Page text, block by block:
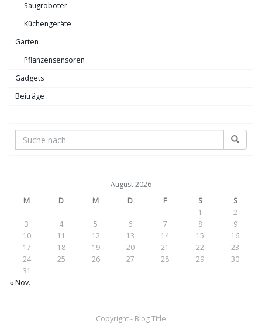
Saugroboter
Küchengeräte
Garten
Pflanzensensoren
Gadgets
Beiträge
August 2026
M
D M D F S
S
1
2
3
4 5 6 7 8
9
10
11 12 13 14 15
16
17
18 19 20 21 22
23
24
25 26 27 28 29
30
31
« Nov.
Copyright - Blog Title